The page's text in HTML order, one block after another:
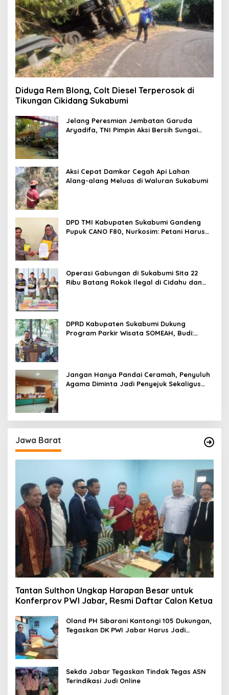
Diduga Rem Blong, Colt Diesel Terperosok di
Tikungan Cikidang Sukabumi
Jelang Peresmian Jembatan Garuda
Aryadifa, TNI Pimpin Aksi Bersih Sungai
Aksi Cepat Damkar Cegah Api Lahan
Alang-alang Meluas di Waluran Sukabumi
DPD TMI Kabupaten Sukabumi Gandeng
Pupuk CANO F80, Nurkosim: Petani Harus
Operasi Gabungan di Sukabumi Sita 22
Ribu Batang Rokok Ilegal di Cidahu dan
DPRD Kabupaten Sukabumi Dukung
Program Parkir Wisata SOMEAH, Budi:
Jangan Hanya Pandai Ceramah, Penyuluh
Agama Diminta Jadi Penyejuk Sekaligus
Jawa Barat
Tantan Sulthon Ungkap Harapan Besar untuk
Konferprov PWI Jabar, Resmi Daftar Calon Ketua
Oland PH Sibarani Kantongi 105 Dukungan,
Tegaskan DK PWI Jabar Harus Jadi
Sekda Jabar Tegaskan Tindak Tegas ASN
Terindikasi Judi Online